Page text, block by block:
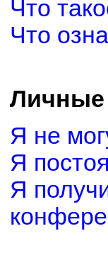
Что
Что
Личные
Я не
Я
Я